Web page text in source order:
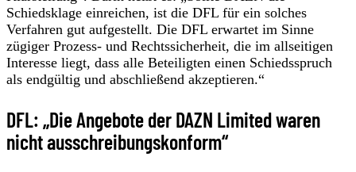
Schiedsklage einreichen, ist die DFL für ein solches
Verfahren gut aufgestellt. Die DFL erwartet im Sinne
zügiger Prozess- und Rechtssicherheit, die im allseitigen
Interesse liegt, dass alle Beteiligten einen Schiedsspruch
als endgültig und abschließend akzeptieren.“
DFL: „Die Angebote der DAZN Limited waren
nicht ausschreibungskonform“